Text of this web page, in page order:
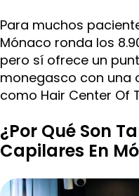
Para muchos
Mónaco ronda los
pero sí ofrece un
monegasco con una
como Hair Center Of
¿Por Qué Son
Capilares En